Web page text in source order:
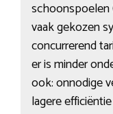
schoonspoelen
vaak gekozen
concurrerend
er is minder
ook: onnodige
lagere